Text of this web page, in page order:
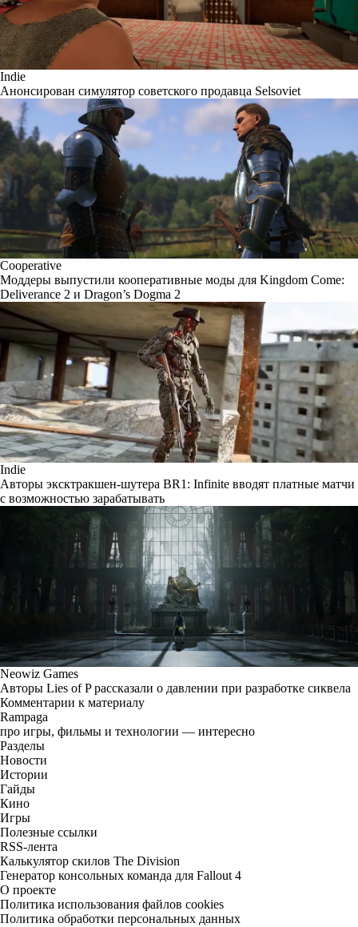
Indie
Анонсирован симулятор советского продавца Selsoviet
Cooperative
Моддеры выпустили кооперативные моды для Kingdom Come:
Deliverance 2 и Dragon’s Dogma 2
Indie
Авторы эксктракшен-шутера BR1: Infinite вводят платные матчи
с возможностью зарабатывать
Neowiz Games
Авторы Lies of P рассказали о давлении при разработке сиквела
Комментарии к материалу
Rampaga
про игры, фильмы и технологии — интересно
Разделы
Новости
Истории
Гайды
Кино
Игры
Полезные ссылки
RSS-лента
Калькулятор скилов The Division
Генератор консольных команда для Fallout 4
О проекте
Политика использования файлов cookies
Политика обработки персональных данных